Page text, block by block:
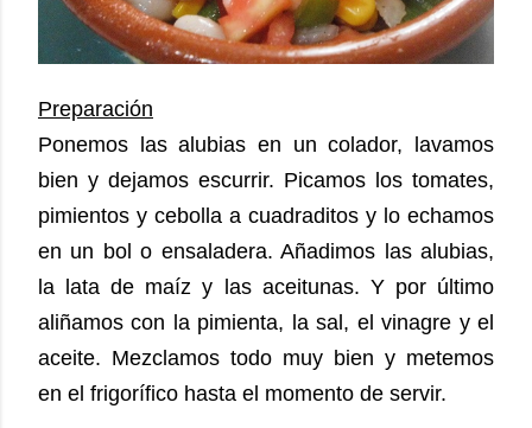
Preparación
Ponemos las alubias en un colador, lavamos
bien y dejamos escurrir. Picamos los tomates,
pimientos y cebolla a cuadraditos y lo echamos
en un bol o ensaladera. Añadimos las alubias,
la lata de maíz y las aceitunas. Y por último
aliñamos con la pimienta, la sal, el vinagre y el
aceite. Mezclamos todo muy bien y metemos
en el frigorífico hasta el momento de servir.